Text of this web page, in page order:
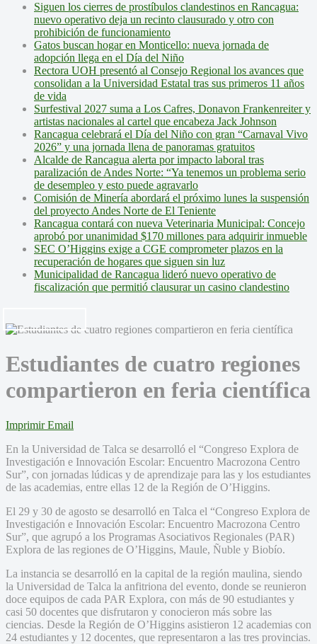
Siguen los cierres de prostíbulos clandestinos en Rancagua:
nuevo operativo deja un recinto clausurado y otro con
prohibición de funcionamiento
Gatos buscan hogar en Monticello: nueva jornada de
adopción llega en el Día del Niño
Rectora UOH presentó al Consejo Regional los avances que
consolidan a la Universidad Estatal tras sus primeros 11 años
de vida
Surfestival 2027 suma a Los Cafres, Donavon Frankenreiter y
artistas nacionales al cartel que encabeza Jack Johnson
Rancagua celebrará el Día del Niño con gran “Carnaval Vivo
2026” y una jornada llena de panoramas gratuitos
Alcalde de Rancagua alerta por impacto laboral tras
paralización de Andes Norte: “Ya tenemos un problema serio
de desempleo y esto puede agravarlo
Comisión de Minería abordará el próximo lunes la suspensión
del proyecto Andes Norte de El Teniente
Rancagua contará con nueva Veterinaria Municipal: Concejo
aprobó por unanimidad $170 millones para adquirir inmueble
SEC O’Higgins exige a CGE comprometer plazos en la
recuperación de hogares que siguen sin luz
Municipalidad de Rancagua lideró nuevo operativo de
fiscalización que permitió clausurar un casino clandestino
Estudiantes de cuatro regiones
compartieron en feria científica
Imprimir Email
En la Universidad de Talca se desarrolló el “Congreso Explora de
Investigación e Innovación Escolar: Encuentro Macrozona Centro
Sur”, con jornadas lúdicas y de aprendizaje para las y los estudiantes
de las academias, entre ellas 12 de la Región de O’Higgins.
El 29 y 30 de agosto se desarrolló en Talca el “Congreso Explora de
Investigación e Innovación Escolar: Encuentro Macrozona Centro
Sur”, que agrupó a los Programas Asociativos Regionales (PAR)
Explora de las regiones de O’Higgins, Maule, Ñuble y Biobío.
La instancia se desarrolló en la capital de la región maulina, siendo
la Universidad de Talca la anfitriona del evento, donde se reunieron
doce equipos de cada PAR Explora, con más de 90 estudiantes y
casi 50 docentes que disfrutaron y conocieron más sobre las
ciencias. Desde la Región de O’Higgins asistieron 12 academias con
24 estudiantes y 12 docentes, que representaron a las tres provincias.